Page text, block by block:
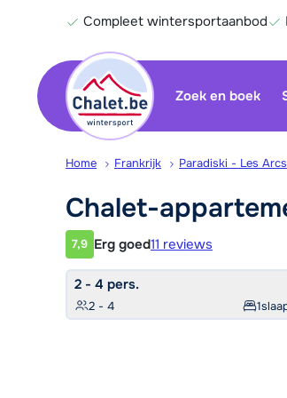
Compleet wintersportaanbod
Zoek en boek
Home Frankrijk Paradiski - Les Arcs
Chalet-
Klantwaardering
7,9 Erg goed11 reviews
2 - 4 pers.
2 - 4 1